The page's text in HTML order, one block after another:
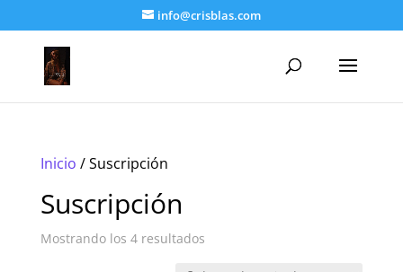
info@crisblas.com
Inicio / Suscripción
Suscripción
Mostrando los 4 resultados